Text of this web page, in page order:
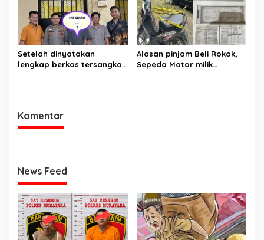
Setelah dinyatakan
lengkap berkas tersangka
Alasan pinjam Beli Rokok,
Sepeda Motor milik
Komentar
News Feed